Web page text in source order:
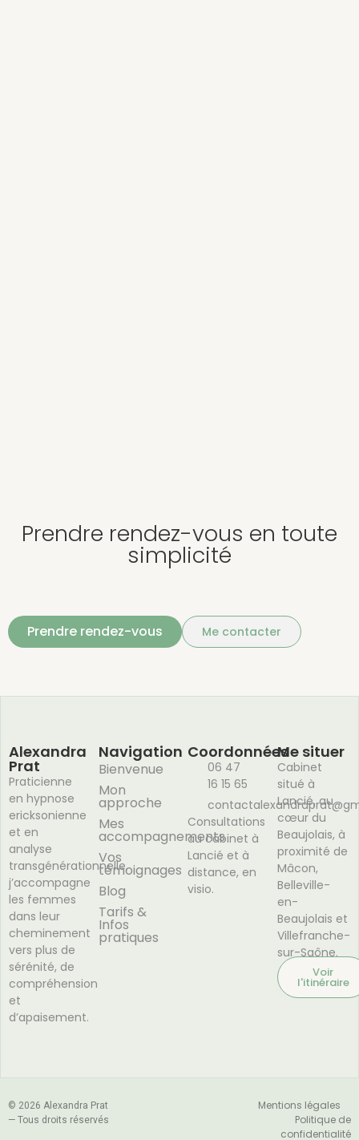
Prendre rendez-vous en toute
simplicité
Prendre rendez-vous Me contacter
Alexandra
Prat
Praticienne
en hypnose
ericksonienne
et en
analyse
transgénérationnelle,
j’accompagne
les femmes
dans leur
cheminement
vers plus de
sérénité, de
compréhension
et
d’apaisement.
Navigation
Bienvenue
Mon
approche
Mes
accompagnements
Vos
témoignages
Blog
Tarifs &
Infos
pratiques
Coordonnées
06 47
16 15 65
Consultations
au cabinet à
Lancié et à
distance, en
visio.
Me situer
Cabinet
situé à
Lancié, au
cœur du
Beaujolais, à
proximité de
Mâcon,
Belleville-
en-
Beaujolais et
Villefranche-
sur-Saône.
Voir
l'itinéraire
© 2026 Alexandra Prat
— Tous droits réservés
Mentions légales
Politique de
confidentialité